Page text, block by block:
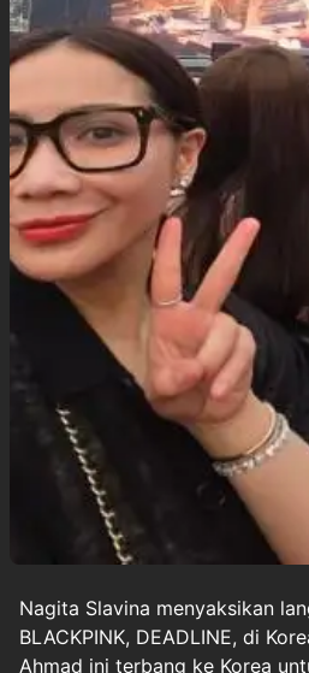
Nagita Slavina menyaksikan
BLACKPINK, DEADLINE, di
Ahmad ini terbang ke Korea